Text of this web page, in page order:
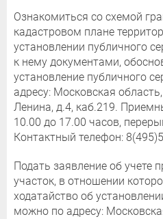
Ознакомиться со схемой
кадастровом плане
установлении публичного
к нему документами,
установление публичного
адресу: Московская
Ленина, д.4, каб.219.
10.00 до 17.00 часов,
Контактный телефон:
Подать заявление об учете
участок, в отношении
ходатайство об
можно по адресу: